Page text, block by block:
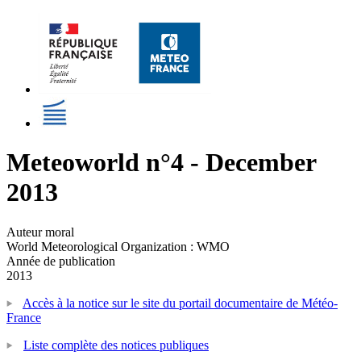
Meteoworld n°4 - December
2013
Auteur moral
World Meteorological Organization : WMO
Année de publication
2013
Accès à la notice sur le site du portail documentaire de Météo-
France
Liste complète des notices publiques